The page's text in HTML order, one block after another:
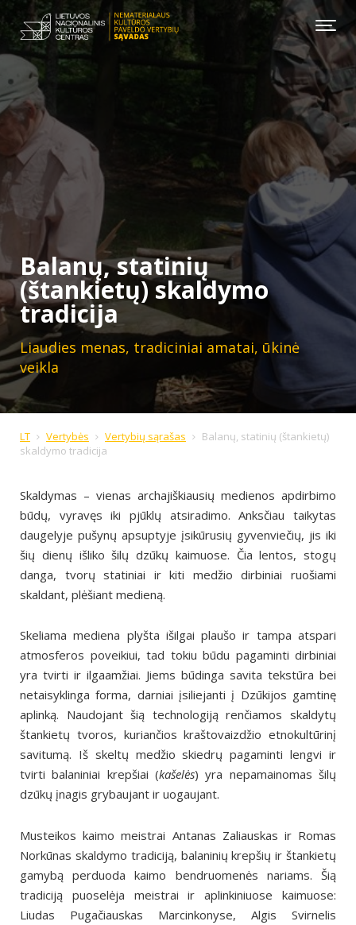
Balanų, statinių
(štankietų) skaldymo
tradicija
Liaudies menas, tradiciniai amatai, ūkinė
veikla
LT Vertybės Vertybių sąrašas
Balanų, statinių (štankietų)
skaldymo tradicija
Skaldymas – vienas archajiškiausių medienos apdirbimo
būdų, vyravęs iki pjūklų atsiradimo. Anksčiau taikytas
daugelyje pušynų apsuptyje įsikūrusių gyvenviečių, jis iki
šių dienų išliko šilų dzūkų kaimuose. Čia lentos, stogų
danga, tvorų statiniai ir kiti medžio dirbiniai ruošiami
skaldant, plėšiant medieną.
Skeliama mediena plyšta išilgai plaušo ir tampa atspari
atmosferos poveikiui, tad tokiu būdu pagaminti dirbiniai
yra tvirti ir ilgaamžiai. Jiems būdinga savita tekstūra bei
netaisyklinga forma, darniai įsiliejanti į Dzūkijos gamtinę
aplinką. Naudojant šią technologiją renčiamos skaldytų
štankietų tvoros, kuriančios kraštovaizdžio etnokultūrinį
savitumą. Iš skeltų medžio skiedrų pagaminti lengvi ir
tvirti balaniniai krepšiai (kašelės) yra nepamainomas šilų
dzūkų įnagis grybaujant ir uogaujant.
Musteikos kaimo meistrai Antanas Zaliauskas ir Romas
Norkūnas skaldymo tradiciją, balaninių krepšių ir štankietų
gamybą perduoda kaimo bendruomenės nariams. Šią
tradiciją puoselėja meistrai ir aplinkiniuose kaimuose:
Liudas Pugačiauskas Marcinkonyse, Algis Svirnelis